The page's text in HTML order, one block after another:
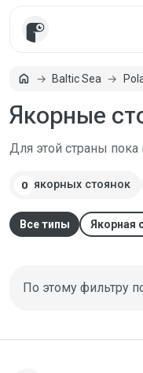
home ГлавнаяBaltic Sea
Якорные
Для этой страны
0 якорных стоянок
Все типы Якорная
По этому фильтру